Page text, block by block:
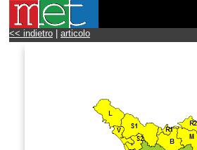
<< indietro articolo